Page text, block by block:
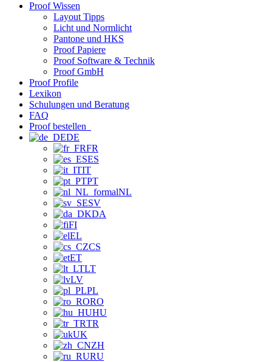
Proof Wissen
Layout Tipps
Licht und Normlicht
Pantone und HKS
Proof Papiere
Proof Software & Technik
Proof GmbH
Proof Profile
Lexikon
Schulungen und Beratung
FAQ
Proof bestellen
DE
FR
ES
IT
PT
NL
SV
DA
FI
EL
CS
ET
LT
LV
PL
RO
HU
TR
UK
ZH
RU